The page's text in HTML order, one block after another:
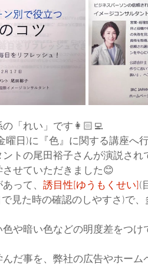
「れい」です👩🏻‍💻
曜日)に『色』に関する講座へ
トの尾田裕子さんが演説さ
せていただきました😊
って、 誘目性[ゆうもくせい](
で見た時の確認のしやすさ)で、
や暗い色などの明度差をつけ
だ事を、弊社の広告やホー